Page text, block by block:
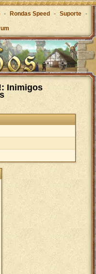
- Rondas Speed - Suporte -
Inimigos